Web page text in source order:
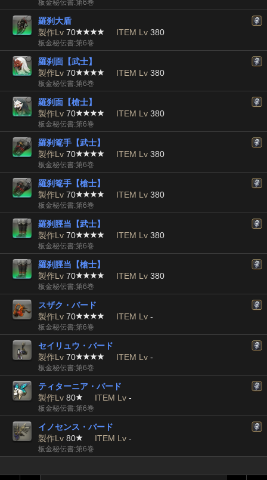
板金秘伝書:第6巻
羅刹大盾
製作Lv 70 ITEM Lv 380
板金秘伝書:第6巻
羅刹面【武士】
製作Lv 70 ITEM Lv 380
板金秘伝書:第6巻
羅刹面【槍士】
製作Lv 70 ITEM Lv 380
板金秘伝書:第6巻
羅刹篭手【武士】
製作Lv 70 ITEM Lv 380
板金秘伝書:第6巻
羅刹篭手【槍士】
製作Lv 70 ITEM Lv 380
板金秘伝書:第6巻
羅刹脛当【武士】
製作Lv 70 ITEM Lv 380
板金秘伝書:第6巻
羅刹脛当【槍士】
製作Lv 70 ITEM Lv 380
板金秘伝書:第6巻
スザク・バード
製作Lv 70 ITEM Lv -
板金秘伝書:第6巻
セイリュウ・バード
製作Lv 70 ITEM Lv -
板金秘伝書:第6巻
ティターニア・バード
製作Lv 80 ITEM Lv -
板金秘伝書:第6巻
イノセンス・バード
製作Lv 80 ITEM Lv -
板金秘伝書:第6巻